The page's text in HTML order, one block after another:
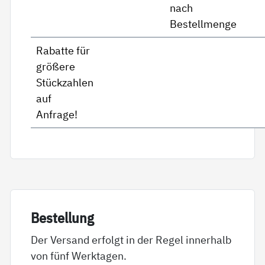
nach
Bestellmenge
Rabatte für
größere
Stückzahlen
auf
Anfrage!
Be­stel­lung
Der Versand erfolgt in der Regel innerhalb
von fünf Werktagen.